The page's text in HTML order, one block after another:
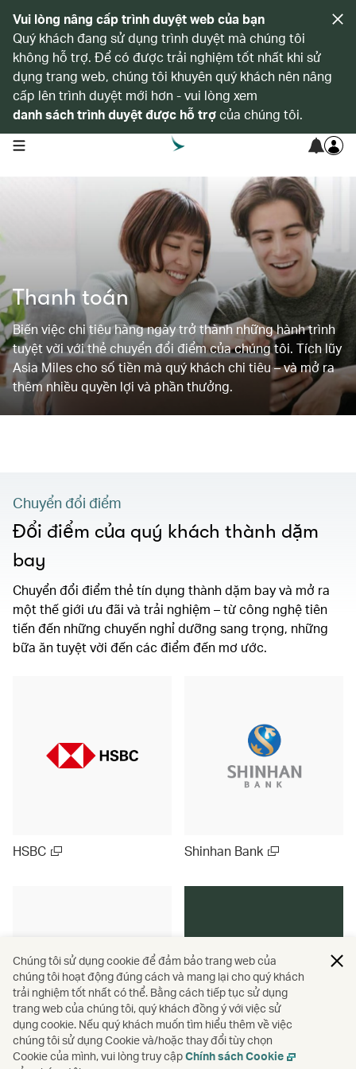
Vui lòng nâng cấp trình duyệt web của bạn
Quý khách đang sử dụng trình duyệt mà chúng tôi
không hỗ trợ. Để có được trải nghiệm tốt nhất khi sử
dụng trang web, chúng tôi khuyên quý khách nên nâng
cấp lên trình duyệt mới hơn - vui lòng xem
danh sách trình duyệt được hỗ trợcủa chúng tôi.
open navigation menu
Thanh toán
Biến việc chi tiêu hàng ngày trở thành những hành trình
tuyệt vời với thẻ chuyển đổi điểm của chúng tôi. Tích lũy
Asia Miles cho số tiền mà quý khách chi tiêu – và mở ra
thêm nhiều quyền lợi và phần thưởng.
Chuyển đổi điểm
Đổi điểm của quý khách thành dặm
bay
Chuyển đổi điểm thẻ tín dụng thành dặm bay và mở ra
một thế giới ưu đãi và trải nghiệm – từ công nghệ tiên
tiến đến những chuyến nghỉ dưỡng sang trọng, những
bữa ăn tuyệt vời đến các điểm đến mơ ước.
HSBC Shinhan Bank
United Overseas Bank
Khám phá thêm
Chúng tôi sử dụng cookie để đảm bảo trang web của
chúng tôi hoạt động đúng cách và mang lại cho quý khách
trải nghiệm tốt nhất có thể. Bằng cách tiếp tục sử dụng
trang web của chúng tôi, quý khách đồng ý với việc sử
dụng cookie. Nếu quý khách muốn tìm hiểu thêm về việc
chúng tôi sử dụng Cookie và/hoặc thay đổi tùy chọn
Cookie của mình, vui lòng truy cậpChính sách Cookie